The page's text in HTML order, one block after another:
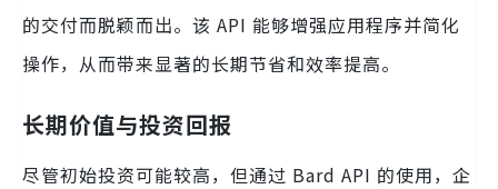
的交付而脱颖而出。该 API 能够增强应用程序并简化
操作，从而带来显著的长期节省和效率提高。
长期价值与投资回报
尽管初始投资可能较高，但通过 Bard API 的使用，企